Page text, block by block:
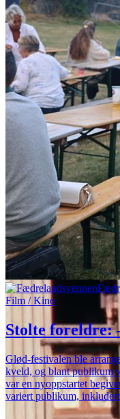
Film / Kino
Stolte foreldre:
Glød-festivalen ble
kveld, og blant publikum
var en nyoppstartet
variert publikum,